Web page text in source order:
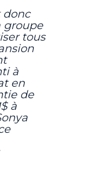
donc
groupe
tous
à
en
de
à